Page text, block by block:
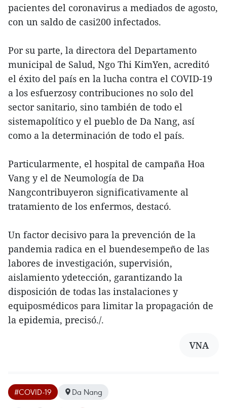
pacientes del coronavirus a mediados de agosto,
con un saldo de casi200 infectados.
Por su parte, la directora del Departamento
municipal de Salud, Ngo Thi KimYen, acreditó
el éxito del país en la lucha contra el COVID-19
a los esfuerzosy contribuciones no solo del
sector sanitario, sino también de todo el
sistemapolítico y el pueblo de Da Nang, así
como a la determinación de todo el país.
Particularmente, el hospital de campaña Hoa
Vang y el de Neumología de Da
Nangcontribuyeron significativamente al
tratamiento de los enfermos, destacó.
Un factor decisivo para la prevención de la
pandemia radica en el buendesempeño de las
labores de investigación, supervisión,
aislamiento ydetección, garantizando la
disposición de todas las instalaciones y
equiposmédicos para limitar la propagación de
la epidemia, precisó./.
VNA
#COVID-19 Da Nang